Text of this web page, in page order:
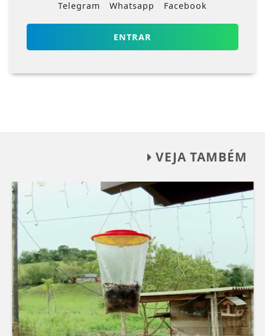
Telegram Whatsapp Facebook
ENTRAR
VEJA TAMBÉM